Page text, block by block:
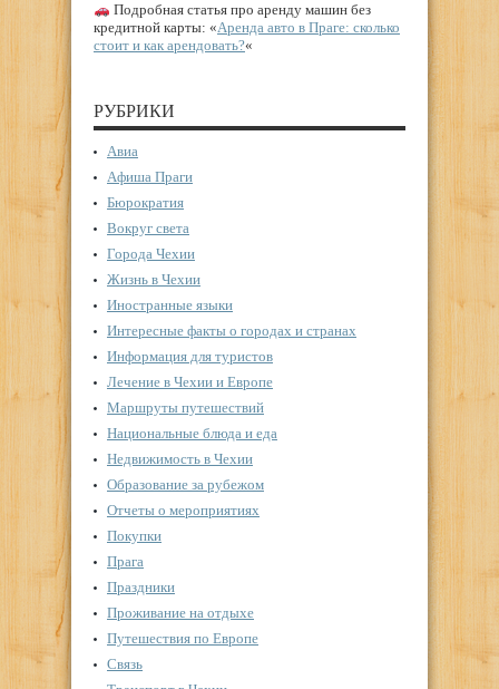
Подробная статья про аренду машин без
кредитной карты: «Аренда авто в Праге: сколько
стоит и как арендовать?«
РУБРИКИ
Авиа
Афиша Праги
Бюрократия
Вокруг света
Города Чехии
Жизнь в Чехии
Иностранные языки
Интересные факты о городах и странах
Информация для туристов
Лечение в Чехии и Европе
Маршруты путешествий
Национальные блюда и еда
Недвижимость в Чехии
Образование за рубежом
Отчеты о мероприятиях
Покупки
Прага
Праздники
Проживание на отдыхе
Путешествия по Европе
Связь